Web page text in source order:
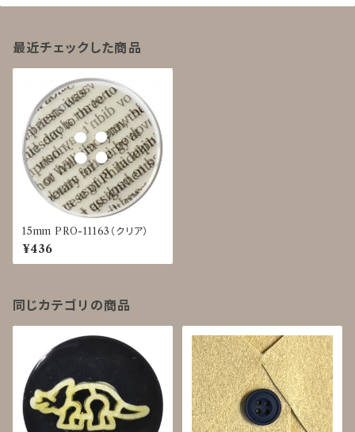
最近チェックした商品
15mm PRO-11163（クリア）
¥436
同じカテゴリの商品